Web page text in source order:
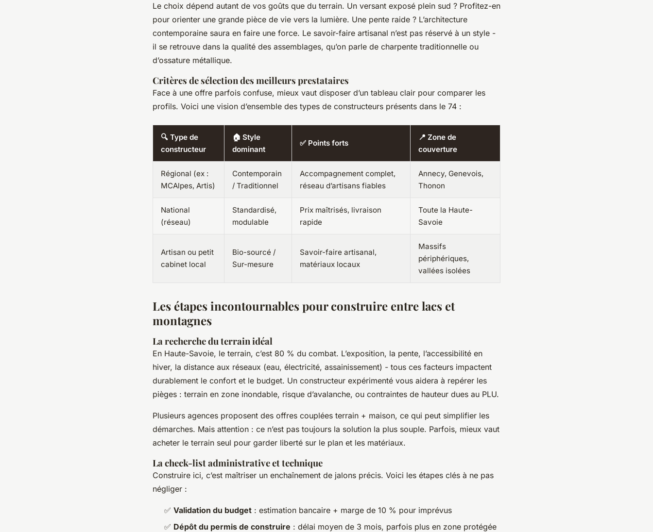
Le choix dépend autant de vos goûts que du terrain. Un versant exposé plein sud ? Profitez-en
pour orienter une grande pièce de vie vers la lumière. Une pente raide ? L’architecture
contemporaine saura en faire une force. Le savoir-faire artisanal n’est pas réservé à un style -
il se retrouve dans la qualité des assemblages, qu’on parle de charpente traditionnelle ou
d’ossature métallique.
Critères de sélection des meilleurs prestataires
Face à une offre parfois confuse, mieux vaut disposer d’un tableau clair pour comparer les
profils. Voici une vision d’ensemble des types de constructeurs présents dans le 74 :
🔍 Type de
constructeur
🏠 Style
dominant
✅ Points forts
📍 Zone de
couverture
Régional (ex :
MCAlpes, Artis)
Contemporain
/ Traditionnel
Accompagnement complet,
réseau d’artisans fiables
Annecy, Genevois,
Thonon
National
(réseau)
Standardisé,
modulable
Prix maîtrisés, livraison
rapide
Toute la Haute-
Savoie
Artisan ou petit
cabinet local
Bio-sourcé /
Sur-mesure
Savoir-faire artisanal,
matériaux locaux
Massifs
périphériques,
vallées isolées
Les étapes incontournables pour construire entre lacs et
montagnes
La recherche du terrain idéal
En Haute-Savoie, le terrain, c’est 80 % du combat. L’exposition, la pente, l’accessibilité en
hiver, la distance aux réseaux (eau, électricité, assainissement) - tous ces facteurs impactent
durablement le confort et le budget. Un constructeur expérimenté vous aidera à repérer les
pièges : terrain en zone inondable, risque d’avalanche, ou contraintes de hauteur dues au PLU.
Plusieurs agences proposent des offres couplées terrain + maison, ce qui peut simplifier les
démarches. Mais attention : ce n’est pas toujours la solution la plus souple. Parfois, mieux vaut
acheter le terrain seul pour garder liberté sur le plan et les matériaux.
La check-list administrative et technique
Construire ici, c’est maîtriser un enchaînement de jalons précis. Voici les étapes clés à ne pas
négliger :
✅ Validation du budget : estimation bancaire + marge de 10 % pour imprévus
✅ Dépôt du permis de construire : délai moyen de 3 mois, parfois plus en zone protégée